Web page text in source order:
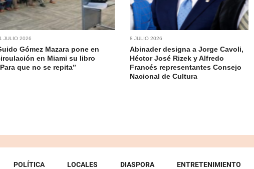
JULIO 2026
Gómez Mazara pone en
en Miami su libro
que no se repita”
8 JULIO 2026
Abinader designa a Jorge Cavoli,
Héctor José Rizek y Alfredo
Francés representantes Consejo
Nacional de Cultura
POLÍTICA LOCALES DIASPORA ENTRETENIMIENTO